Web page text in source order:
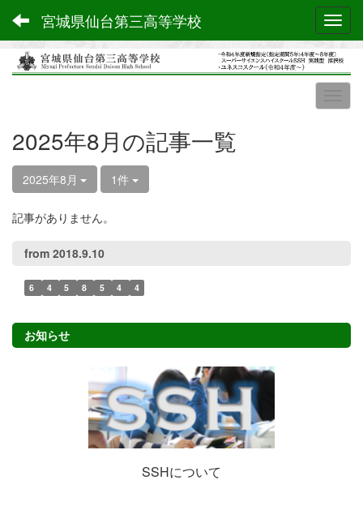
宮城県仙台第三高等学校
2025年8月の記事一覧
2025年8月 1件
記事がありません。
from 2018.9.10
6 4 5 8 5 4 4
お知らせ
SSHについて